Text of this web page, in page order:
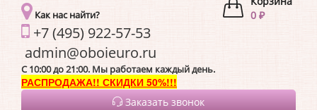
0 ₽
Как нас найти?
+7 (495) 922-57-53
C 10:00 до 21:00. Мы работаем каждый день.
РАСПРОДАЖА!! СКИДКИ 50%!!!
Заказать звонок